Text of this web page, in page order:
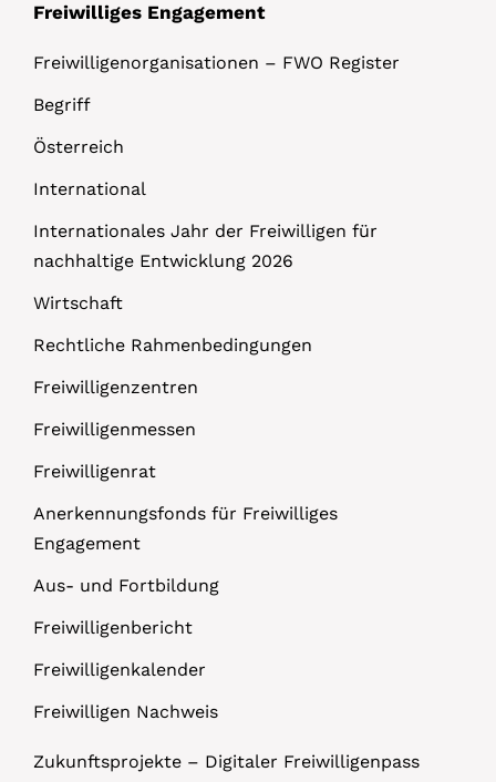
Freiwilliges Engagement
Freiwilligenorganisationen – FWO Register
Begriff
Österreich
International
Internationales Jahr der Freiwilligen für
nachhaltige Entwicklung 2026
Wirtschaft
Rechtliche Rahmenbedingungen
Freiwilligenzentren
Freiwilligenmessen
Freiwilligenrat
Anerkennungsfonds für Freiwilliges
Engagement
Aus- und Fortbildung
Freiwilligenbericht
Freiwilligenkalender
Freiwilligen Nachweis
Zukunftsprojekte – Digitaler Freiwilligenpass